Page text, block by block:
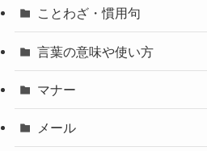
ことわざ・慣用句
言葉の意味や使い方
マナー
メール